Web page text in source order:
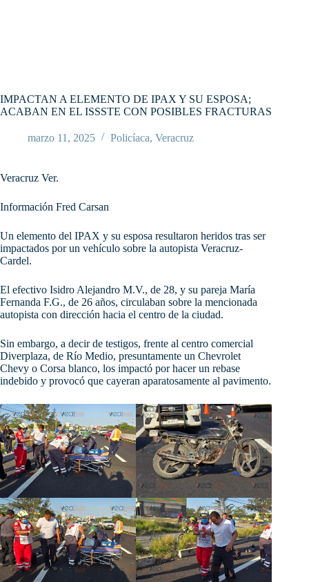
IMPACTAN A ELEMENTO DE IPAX Y SU ESPOSA;
ACABAN EN EL ISSSTE CON POSIBLES FRACTURAS
marzo 11, 2025 Policíaca, Veracruz
Veracruz Ver.
Información Fred Carsan
Un elemento del IPAX y su esposa resultaron heridos tras ser
impactados por un vehículo sobre la autopista Veracruz-
Cardel.
El efectivo Isidro Alejandro M.V., de 28, y su pareja María
Fernanda F.G., de 26 años, circulaban sobre la mencionada
autopista con dirección hacia el centro de la ciudad.
Sin embargo, a decir de testigos, frente al centro comercial
Diverplaza, de Río Medio, presuntamente un Chevrolet
Chevy o Corsa blanco, los impactó por hacer un rebase
indebido y provocó que cayeran aparatosamente al pavimento.